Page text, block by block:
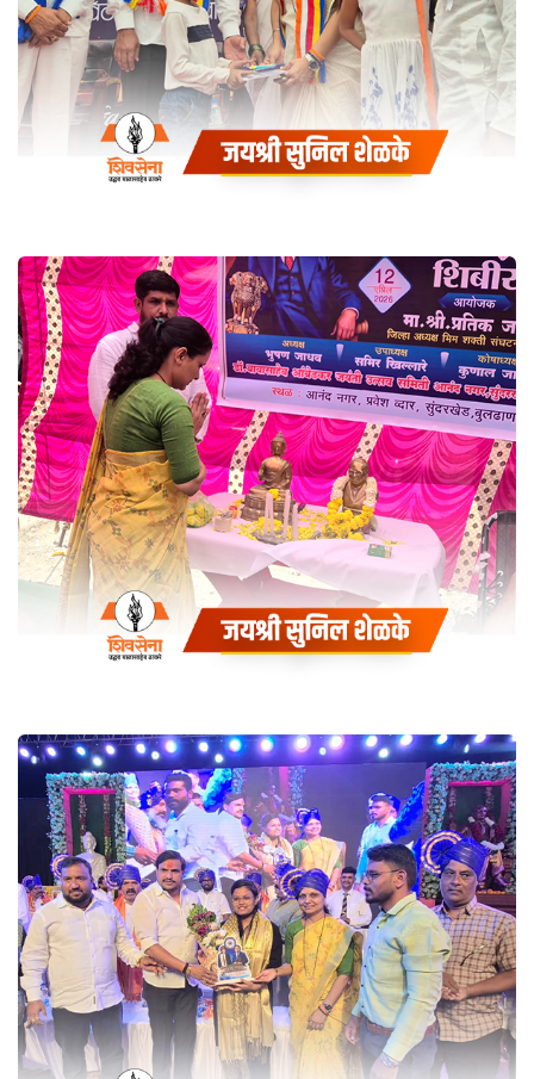
डॉ. बाबासाहेब आंबेडकर जयंती
बुलडाणा भारतरत्न डॉ. बाबासाहेब
आंबेडकर अभिवादन
Coaching
डॉ. बाबासाहेब आंबेडकर जयंतीच्या
पार्श्वभूमीवर आनंद नगर बुलढाणा येथे
भीमशक्ती संघटनेच्या वतीने भव्य
रक्तदान शिबिरा आयोजन
Coaching
डॉ. बाबासाहेब आंबेडकर सार्वजनिक
जयंती उत्सव समिती गांधी भवन
बुलडाणा प्रसिध्द स्पर्धा परीक्षा
मार्गदर्शक विठ्ठल कांगणे व्याख्यान